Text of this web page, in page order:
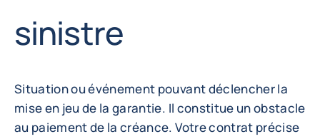
sinistre
Situation ou événement pouvant déclencher la
mise en jeu de la garantie. Il constitue un obstacle
au paiement de la créance. Votre contrat précise